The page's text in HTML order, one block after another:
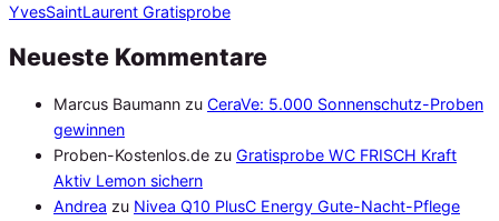
YvesSaintLaurent Gratisprobe
Neueste Kommentare
Marcus Baumann zu CeraVe: 5.000 Sonnenschutz-Proben
gewinnen
Proben-Kostenlos.de zu Gratisprobe WC FRISCH Kraft
Aktiv Lemon sichern
Andrea zu Nivea Q10 PlusC Energy Gute-Nacht-Pflege